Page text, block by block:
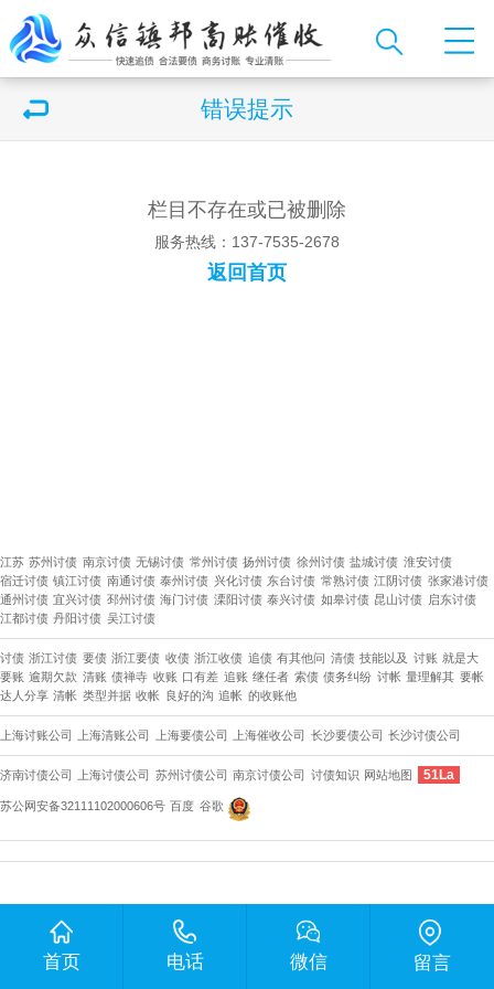
错误提示
栏目不存在或已被删除
服务热线：137-7535-2678
返回首页
江苏 苏州讨债 南京讨债 无锡讨债 常州讨债 扬州讨债 徐州讨债 盐城讨债 淮安讨债
宿迁讨债 镇江讨债 南通讨债 泰州讨债 兴化讨债 东台讨债 常熟讨债 江阴讨债 张家港讨债
通州讨债 宜兴讨债 邳州讨债 海门讨债 溧阳讨债 泰兴讨债 如皋讨债 昆山讨债 启东讨债
江都讨债 丹阳讨债 吴江讨债
讨债 浙江讨债 要债 浙江要债 收债 浙江收债 追债 有其他问 清债 技能以及 讨账 就是大
要账 逾期欠款 清账 债禅寺 收账 口有差 追账 继任者 索债 债务纠纷 讨帐 量理解其 要帐
达人分享 清帐 类型并据 收帐 良好的沟 追帐 的收账他
上海讨账公司 上海清账公司 上海要债公司 上海催收公司 长沙要债公司 ​长沙讨债公司
首页 电话 微信 留言
济南讨债公司 上海讨债公司 苏州讨债公司 南京讨债公司 讨债知识 网站地图 51La
苏公网安备32111102000606号 百度 谷歌